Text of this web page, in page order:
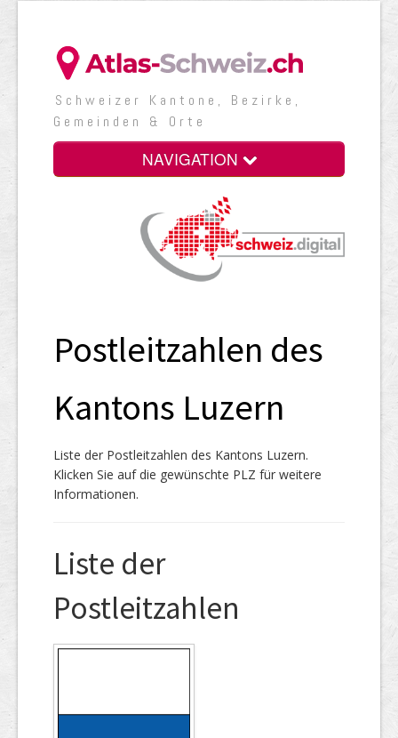
Schweizer Kantone, Bezirke,
Gemeinden & Orte
NAVIGATION
Postleitzahlen des
Kantons Luzern
Liste der Postleitzahlen des Kantons Luzern.
Klicken Sie auf die gewünschte PLZ für weitere
Informationen.
Liste der
Postleitzahlen